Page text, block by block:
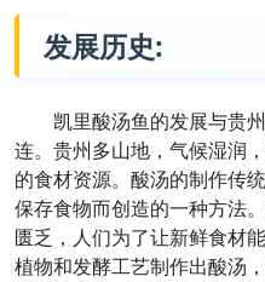
发展历史:
凯里酸汤鱼的发展与贵
连。贵州多山地，气候湿润
的食材资源。酸汤的制作传
保存食物而创造的一种方法
匮乏，人们为了让新鲜食材
植物和发酵工艺制作出酸汤